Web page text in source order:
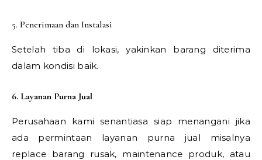
5. Penerimaan dan Instalasi
Setelah tiba di lokasi, yakinkan barang diterima
dalam kondisi baik.
6. Layanan Purna Jual
Perusahaan kami senantiasa siap menangani jika
ada permintaan layanan purna jual misalnya
replace barang rusak, maintenance produk, atau